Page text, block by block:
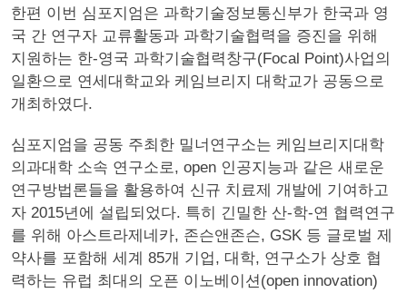
한편 이번 심포지엄은 과학기술정보통신부가 한국과 영
국 간 연구자 교류활동과 과학기술협력을 증진을 위해
지원하는 한-영국 과학기술협력창구(Focal Point)사업의
일환으로 연세대학교와 케임브리지 대학교가 공동으로
개최하였다.
심포지엄을 공동 주최한 밀너연구소는 케임브리지대학
의과대학 소속 연구소로, open 인공지능과 같은 새로운
연구방법론들을 활용하여 신규 치료제 개발에 기여하고
자 2015년에 설립되었다. 특히 긴밀한 산-학-연 협력연구
를 위해 아스트라제네카, 존슨앤존슨, GSK 등 글로벌 제
약사를 포함해 세계 85개 기업, 대학, 연구소가 상호 협
력하는 유럽 최대의 오픈 이노베이션(open innovation)